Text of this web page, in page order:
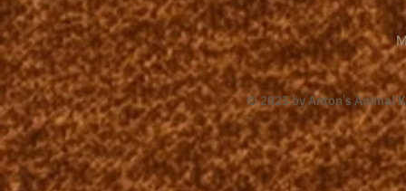
© 2023 by Anton's Animal